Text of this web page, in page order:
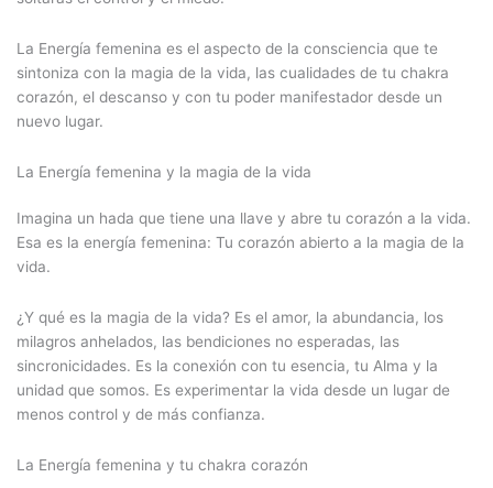
La Energía femenina es el aspecto de la consciencia que te
sintoniza con la magia de la vida, las cualidades de tu chakra
corazón, el descanso y con tu poder manifestador desde un
nuevo lugar.
La Energía femenina y la magia de la vida
Imagina un hada que tiene una llave y abre tu corazón a la vida.
Esa es la energía femenina: Tu corazón abierto a la magia de la
vida.
¿Y qué es la magia de la vida? Es el amor, la abundancia, los
milagros anhelados, las bendiciones no esperadas, las
sincronicidades. Es la conexión con tu esencia, tu Alma y la
unidad que somos. Es experimentar la vida desde un lugar de
menos control y de más confianza.
La Energía femenina y tu chakra corazón